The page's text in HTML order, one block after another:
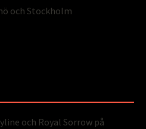
och Stockholm
och Royal Sorrow på